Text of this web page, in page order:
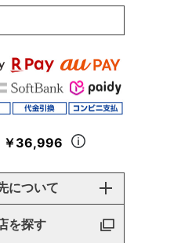
￥36,996
について
を探す